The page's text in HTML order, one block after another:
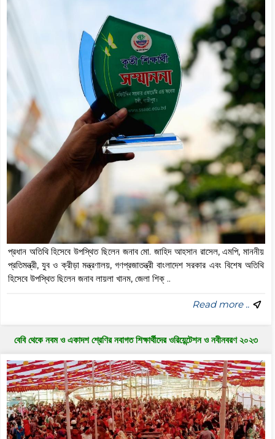
প্রধান অতিথি হিসেবে উপস্থিত ছিলেন জনাব মো. জাহিদ আহসান রাসেল, এমপি, মাননীয়
প্রতিমন্ত্রী, যুব ও ক্রীড়া মন্ত্রণালয়, গণপ্রজাতন্ত্রী বাংলাদেশ সরকার এবং বিশেষ অতিথি
হিসেবে উপস্থিত ছিলেন জনাব লায়লা খানম, জেলা শিক্ ..
Read more ..
বেবি থেকে নবম ও একাদশ শ্রেণির নবাগত শিক্ষার্থীদের ওরিয়েন্টেশন ও নবীনবরণ ২০২৩